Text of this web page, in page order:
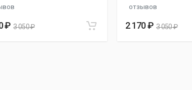
₽ 3 050 ₽
отзывов
2 170 ₽ 3 050 ₽